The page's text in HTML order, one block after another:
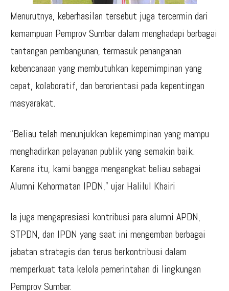
Menurutnya, keberhasilan tersebut juga tercermin dari
kemampuan Pemprov Sumbar dalam menghadapi berbagai
tantangan pembangunan, termasuk penanganan
kebencanaan yang membutuhkan kepemimpinan yang
cepat, kolaboratif, dan berorientasi pada kepentingan
masyarakat.
“Beliau telah menunjukkan kepemimpinan yang mampu
menghadirkan pelayanan publik yang semakin baik.
Karena itu, kami bangga mengangkat beliau sebagai
Alumni Kehormatan IPDN,” ujar Halilul Khairi
Ia juga mengapresiasi kontribusi para alumni APDN,
STPDN, dan IPDN yang saat ini mengemban berbagai
jabatan strategis dan terus berkontribusi dalam
memperkuat tata kelola pemerintahan di lingkungan
Pemprov Sumbar.